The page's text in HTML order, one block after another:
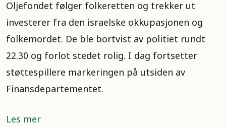
Oljefondet følger folkeretten og trekker ut
investerer fra den israelske okkupasjonen og
folkemordet. De ble bortvist av politiet rundt
22.30 og forlot stedet rolig. I dag fortsetter
støttespillere markeringen på utsiden av
Finansdepartementet.
Les mer